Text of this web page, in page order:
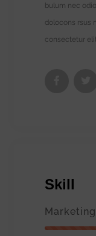
bulum nec
dolocons rsus
consectetur elit.
Skill
Marketing